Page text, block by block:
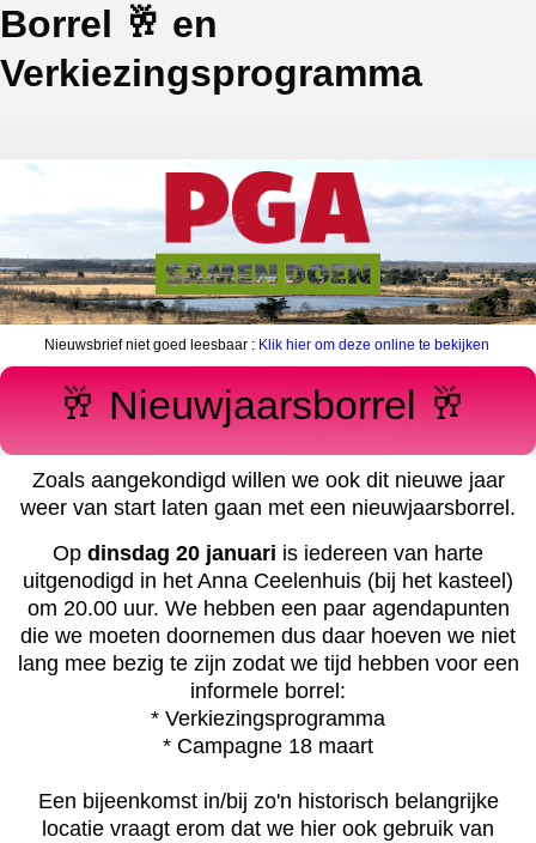
Borrel 🥂 en
Verkiezingsprogramma
Nieuwsbrief niet goed leesbaar : Klik hier om deze online te bekijken
🥂 Nieuwjaarsborrel 🥂
Zoals aangekondigd willen we ook dit nieuwe jaar
weer van start laten gaan met een nieuwjaarsborrel.
Op dinsdag 20 januari is iedereen van harte
uitgenodigd in het Anna Ceelenhuis (bij het kasteel)
om 20.00 uur. We hebben een paar agendapunten
die we moeten doornemen dus daar hoeven we niet
lang mee bezig te zijn zodat we tijd hebben voor een
informele borrel:
* Verkiezingsprogramma
* Campagne 18 maart
Een bijeenkomst in/bij zo'n historisch belangrijke
locatie vraagt erom dat we hier ook gebruik van